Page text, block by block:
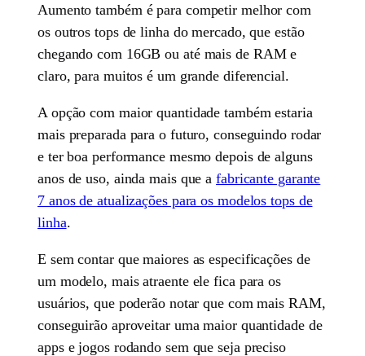
Aumento também é para competir melhor com
os outros tops de linha do mercado, que estão
chegando com 16GB ou até mais de RAM e
claro, para muitos é um grande diferencial.
A opção com maior quantidade também estaria
mais preparada para o futuro, conseguindo rodar
e ter boa performance mesmo depois de alguns
anos de uso, ainda mais que afabricante garante
7 anos de atualizações para os modelos tops de
linha.
E sem contar que maiores as especificações de
um modelo, mais atraente ele fica para os
usuários, que poderão notar que com mais RAM,
conseguirão aproveitar uma maior quantidade de
apps e jogos rodando sem que seja preciso